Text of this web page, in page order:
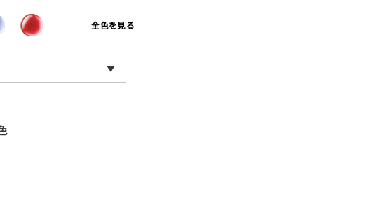
全色を見る